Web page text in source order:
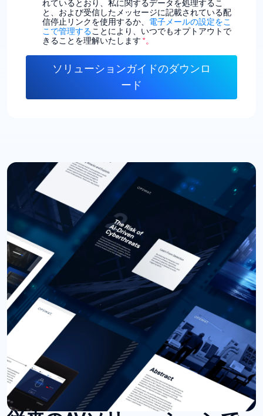
れているとおり、私に関するデータを処理するこ
と、および受信したメッセージに記載されている配
信停止リンクを使用するか、 電子メールの設定をこ
こで管理することにより、いつでもオプトアウトで
きることを理解いたします *。